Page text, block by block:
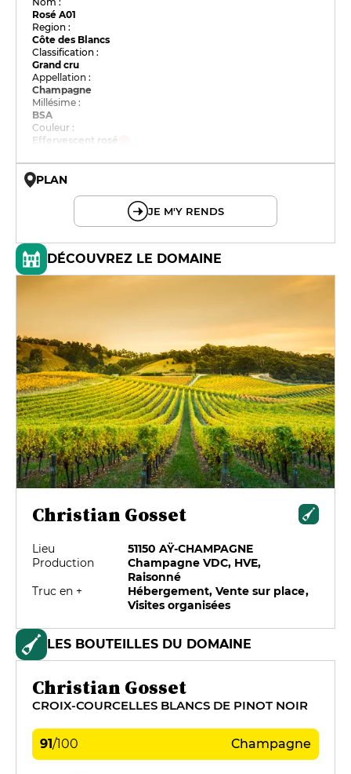
Rosé A01
Region :
Côte des Blancs
Classification :
Grand cru
Appellation :
Champagne
Millésime :
BSA
Couleur :
Effervescent rosé
PLAN
JE M'Y RENDS
DÉCOUVREZ LE DOMAINE
Christian Gosset
Lieu
51150 AŸ-CHAMPAGNE
Production
Champagne VDC, HVE,
Raisonné
Truc en +
Hébergement, Vente sur place,
Visites organisées
LES BOUTEILLES DU DOMAINE
Christian Gosset
CROIX-COURCELLES BLANCS DE PINOT NOIR
91/100 Champagne